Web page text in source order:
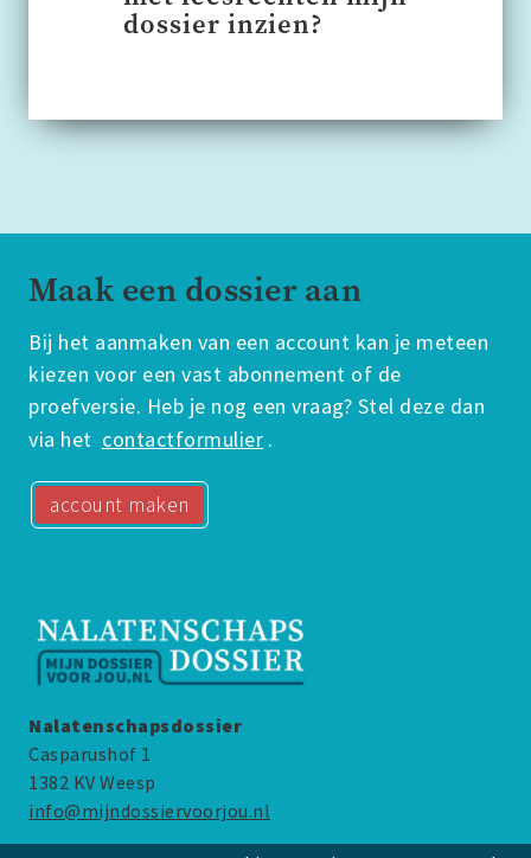
dossier inzien?
Melding van Overlijden
Maak een dossier aan
Bij het aanmaken van een account kan je meteen
kiezen voor een vast abonnement of de
proefversie. Heb je nog een vraag? Stel deze dan
via het contactformulier .
account maken
Nalatenschapsdossier
Casparushof 1
1382 KV Weesp
info@mijndossiervoorjou.nl